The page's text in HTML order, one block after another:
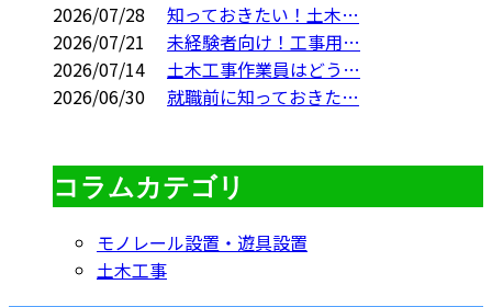
2026/07/28
知っておきたい！土木…
2026/07/21
未経験者向け！工事用…
2026/07/14
土木工事作業員はどう…
2026/06/30
就職前に知っておきた…
コラムカテゴリ
モノレール設置・遊具設置
土木工事